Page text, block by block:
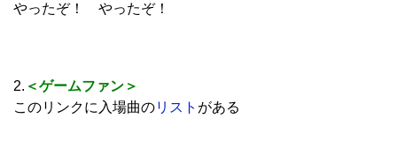
やったぞ！ やったぞ！
2. ＜ゲームファン＞
このリンクに入場曲のリスト がある